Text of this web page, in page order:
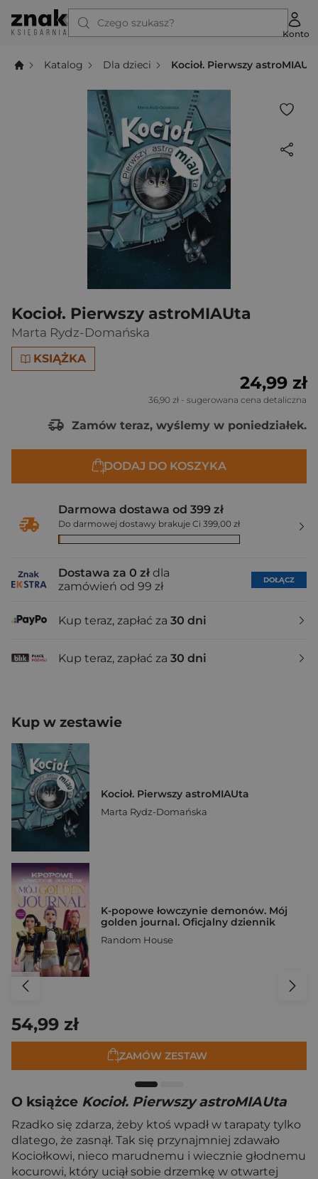
Czego szukasz?
Konto
Katalog Dla dzieci Kocioł. Pierwszy
Kocioł. Pierwszy astroMIAUta
Marta Rydz-Domańska
KSIĄŻKA
24,99 zł
36,90 zł - sugerowana cena detaliczna
Zamów teraz, wyślemy w poniedziałek.
DODAJ DO KOSZYKA
Darmowa dostawa od 399 zł
Do darmowej dostawy brakuje Ci 399,00 zł
Dostawa za 0 zł dla
zamówień od 99 zł
DOŁĄCZ
Kup teraz, zapłać za 30 dni
Kup teraz, zapłać za 30 dni
Kup w zestawie
Kocioł. Pierwszy astroMIAUta
Marta Rydz-Domańska
K-popowe łowczynie demonów. Mój
golden journal. Oficjalny dziennik
Random House
54,99 zł
ZAMÓW ZESTAW
O książce Kocioł. Pierwszy astroMIAUta
Rzadko się zdarza, żeby ktoś wpadł w tarapaty tylko
dlatego, że zasnął. Tak się przynajmniej zdawało
Kociołkowi, nieco marudnemu i wiecznie głodnemu
kocurowi, który uciął sobie drzemkę w otwartej